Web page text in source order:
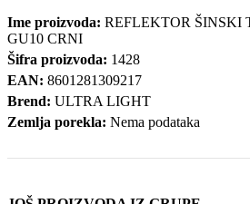
Ime proizvoda: REFLEKTOR ŠINSKI
GU10 CRNI
Šifra proizvoda: 1428
EAN: 8601281309217
Brend: ULTRA LIGHT
Zemlja porekla: Nema podataka